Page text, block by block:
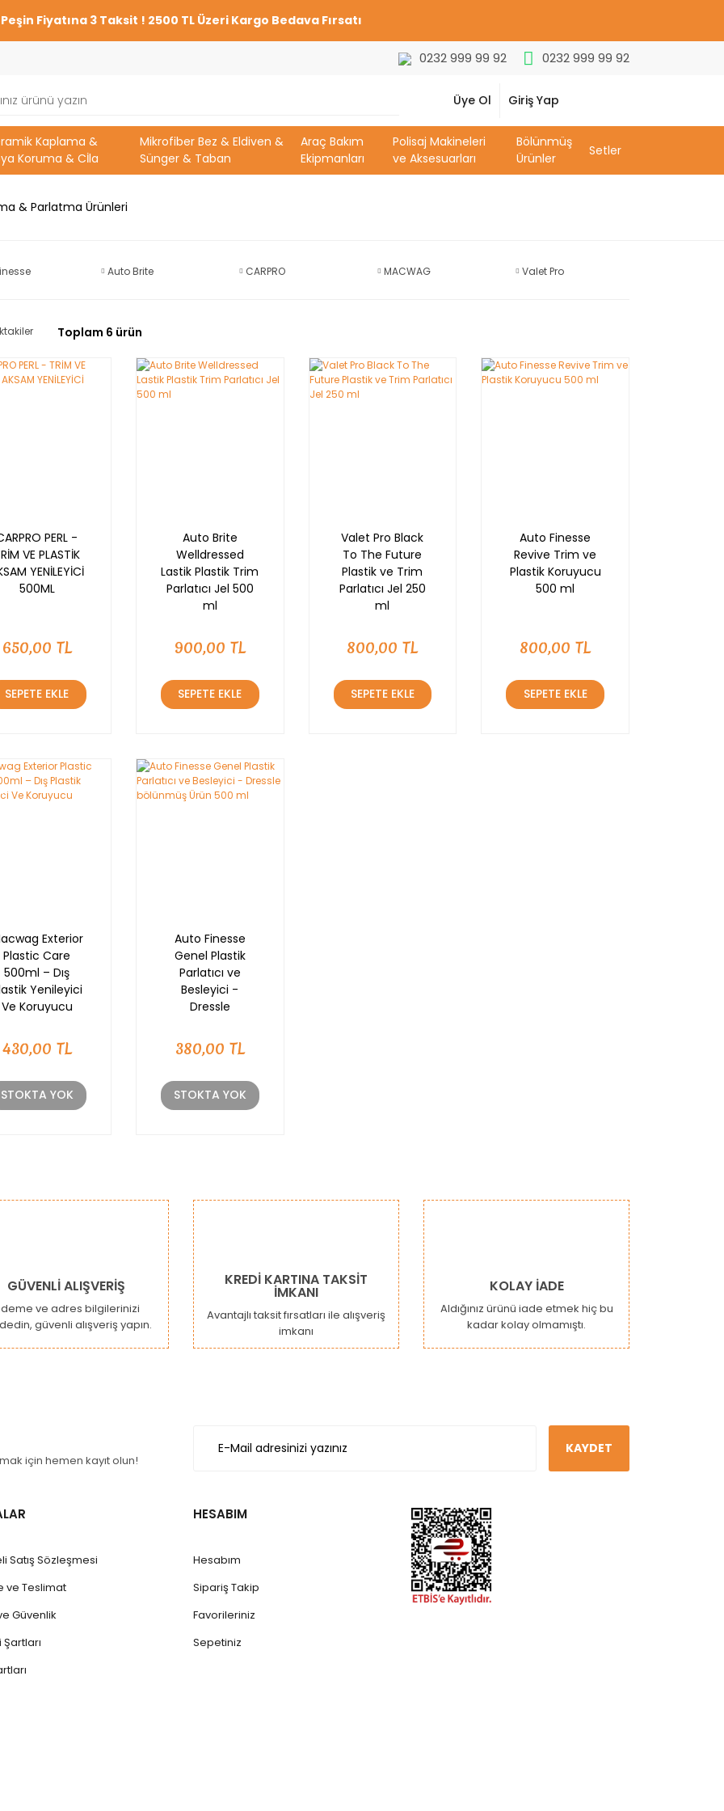
Peşin Fiyatına 3 Taksit ! 2500 TL Üzeri Kargo Bedava Fırsatı
0232 999 99 92 0232 999 99 92
Üye Ol Giriş Yap
Kaplama &
Koruma & Cİla
Mikrofiber Bez & Eldiven &
Sünger & Taban
Araç Bakım
Ekipmanları
Polisaj Makineleri
ve Aksesuarları
Bölünmüş
Ürünler
Setler
& Parlatma Ürünleri
Auto Brite CARPRO MACWAG Valet Pro
Toplam 6 ürün
PERL -
VE PLASTİK
YENİLEYİCİ
500ML
650,00 TL
SEPETE EKLE
Auto Brite
Welldressed
Lastik Plastik Trim
Parlatıcı Jel 500
ml
900,00 TL
SEPETE EKLE
Valet Pro Black
To The Future
Plastik ve Trim
Parlatıcı Jel 250
ml
800,00 TL
SEPETE EKLE
Auto Finesse
Revive Trim ve
Plastik Koruyucu
500 ml
800,00 TL
SEPETE EKLE
Exterior
Plastic Care
500ml – Dış
Yenileyici
Ve Koruyucu
430,00 TL
STOKTA YOK
Auto Finesse
Genel Plastik
Parlatıcı ve
Besleyici -
Dressle
500 ml
380,00 TL
STOKTA YOK
GÜVENLİ ALIŞVERİŞ
ve adres bilgilerinizi
güvenli alışveriş yapın.
KREDİ KARTINA TAKSİT
İMKANI
Avantajlı taksit fırsatları ile alışveriş
imkanı
KOLAY İADE
Aldığınız ürünü iade etmek hiç bu
kadar kolay olmamıştı.
için hemen kayıt olun!
KAYDET
Satış Sözleşmesi
ve Teslimat
Güvenlik
HESABIM
Hesabım
Sipariş Takip
Favorileriniz
Sepetiniz